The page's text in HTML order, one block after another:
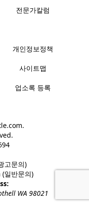
전문가칼럼
개인정보정책
사이트맵
업소록 등록
.
고문의)
일반문의)
WA 98021